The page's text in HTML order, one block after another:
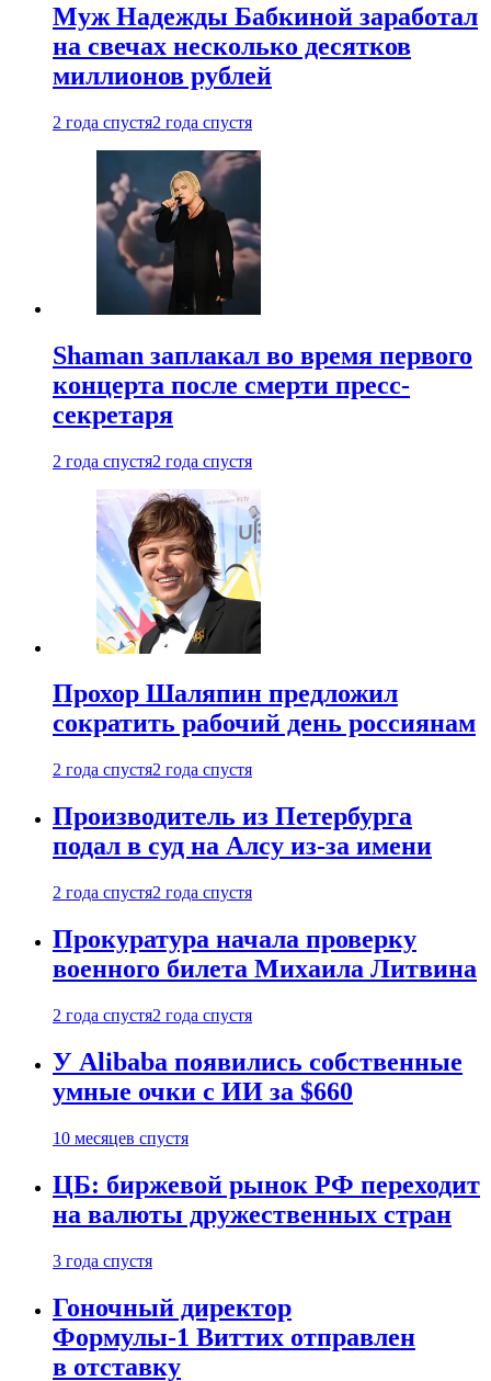
Муж Надежды Бабкиной заработал
на свечах несколько десятков
миллионов рублей
2 года спустя2 года спустя
Shaman заплакал во время первого
концерта после смерти пресс-
секретаря
2 года спустя2 года спустя
Прохор Шаляпин предложил
сократить рабочий день россиянам
2 года спустя2 года спустя
Производитель из Петербурга
подал в суд на Алсу из-за имени
2 года спустя2 года спустя
Прокуратура начала проверку
военного билета Михаила Литвина
2 года спустя2 года спустя
У Alibaba появились собственные
умные очки с ИИ за $660
10 месяцев спустя
ЦБ: биржевой рынок РФ переходит
на валюты дружественных стран
3 года спустя
Гоночный директор
Формулы-1 Виттих отправлен
в отставку